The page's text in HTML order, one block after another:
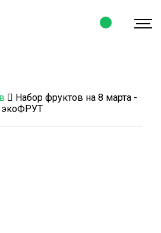
Набор фруктов на 8 марта -
экоФРУТ